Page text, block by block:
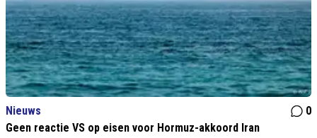
Nieuws
0
Geen reactie VS op eisen voor Hormuz-akkoord Iran